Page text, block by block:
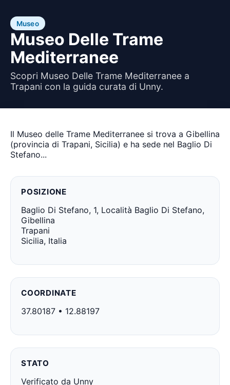
Museo
Museo Delle Trame
Mediterranee
Scopri Museo Delle Trame Mediterranee a
Trapani con la guida curata di Unny.
Il Museo delle Trame Mediterranee si trova a Gibellina
(provincia di Trapani, Sicilia) e ha sede nel Baglio Di
Stefano...
POSIZIONE
Baglio Di Stefano, 1, Località Baglio Di Stefano,
Gibellina
Trapani
Sicilia, Italia
COORDINATE
37.80187 • 12.88197
STATO
Verificato da Unny